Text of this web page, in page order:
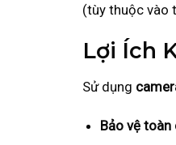
(tùy thuộc vào
Lợi Ích
Sử dụng
Bảo vệ toàn